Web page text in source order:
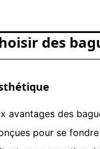
des
avantages des
pour se